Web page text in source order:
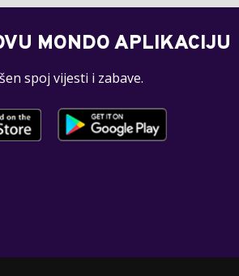
MONDO APLIKACIJU
spoj vijesti i zabave.